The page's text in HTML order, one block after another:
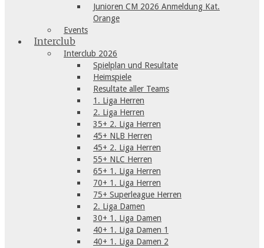
Junioren CM 2026 Anmeldung Kat.
Orange
Events
Interclub
Interclub 2026
Spielplan und Resultate
Heimspiele
Resultate aller Teams
1. Liga Herren
2. Liga Herren
35+ 2. Liga Herren
45+ NLB Herren
45+ 2. Liga Herren
55+ NLC Herren
65+ 1. Liga Herren
70+ 1. Liga Herren
75+ Superleague Herren
2. Liga Damen
30+ 1. Liga Damen
40+ 1. Liga Damen 1
40+ 1. Liga Damen 2